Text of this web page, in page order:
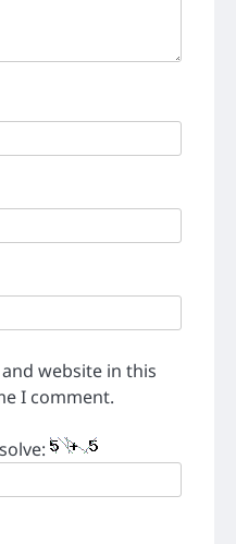
website in this
I comment.